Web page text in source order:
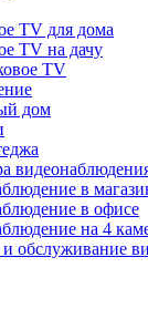
TV для дома
TV на дачу
TV
дом
в
в офисе
на 4
обслуживание